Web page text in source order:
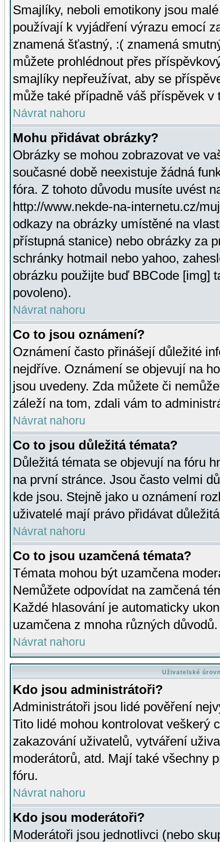
Smajlíky, neboli emotikony jsou
používají k vyjádření výrazu emocí
znamená šťastný, :( znamená
můžete prohlédnout přes
smajlíky nepřeužívat, aby se
může také případně váš příspěvek v
Návrat nahoru
Mohu přidávat obrázky?
Obrázky se mohou zobrazovat ve
současné době neexistuje žádná
fóra. Z tohoto důvodu musíte uvést
http://www.nekde-na-internetu.cz/
odkazy na obrázky umístěné na
přístupná stanice) nebo obrázky za
schránky hotmail nebo yahoo,
obrázku použijte buď BBCode [img]
povoleno).
Návrat nahoru
Co to jsou oznámení?
Oznámení často přinášejí důležité
nejdříve. Oznámení se objevují na
jsou uvedeny. Zda můžete či
záleží na tom, zdali vám to
Návrat nahoru
Co to jsou důležitá témata?
Důležitá témata se objevují na fóru
na první stránce. Jsou často velmi
kde jsou. Stejně jako u oznámení
uživatelé mají právo přidávat
Návrat nahoru
Co to jsou uzamčená témata?
Témata mohou být uzamčena
Nemůžete odpovídat na zamčená
Každé hlasování je automaticky
uzamčena z mnoha různých důvodů.
Návrat nahoru
Uživatelské
Kdo jsou administrátoři?
Administrátoři jsou lidé pověření
Tito lidé mohou kontrolovat veškerý
zakazování uživatelů, vytváření
moderátorů, atd. Mají také všechny
fóru.
Návrat nahoru
Kdo jsou moderátoři?
Moderátoři jsou jednotlivci (nebo